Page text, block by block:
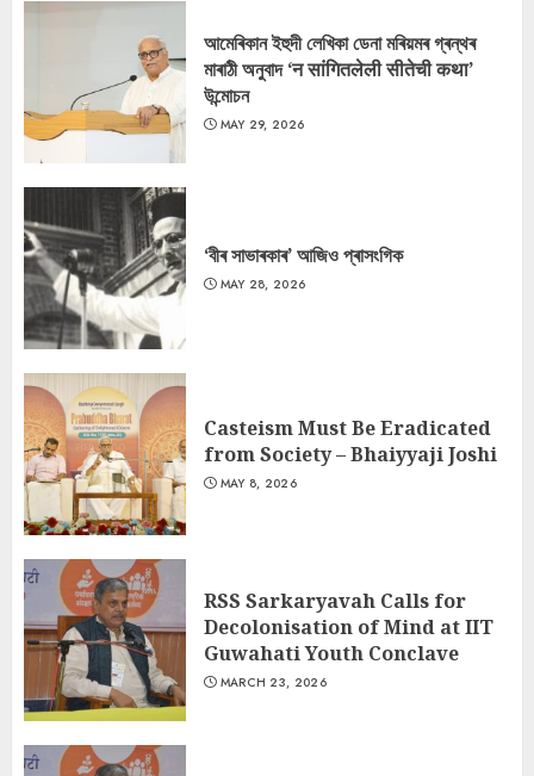
আমেৰিকান ইহুদী লেখিকা ডেনা মৰিয়মৰ গ্ৰন্থৰ
মাৰাঠী অনুবাদ ‘न सांगितलेली सीतेची कथा’
উন্মোচন
MAY 29, 2026
‘বীৰ সাভাৰকাৰ’ আজিও প্ৰাসংগিক
MAY 28, 2026
Casteism Must Be Eradicated
from Society – Bhaiyyaji Joshi
MAY 8, 2026
RSS Sarkaryavah Calls for
Decolonisation of Mind at IIT
Guwahati Youth Conclave
MARCH 23, 2026